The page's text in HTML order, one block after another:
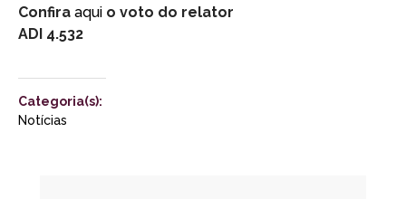
Confira aqui o voto do relator
ADI 4.532
Categoria(s):
Notícias